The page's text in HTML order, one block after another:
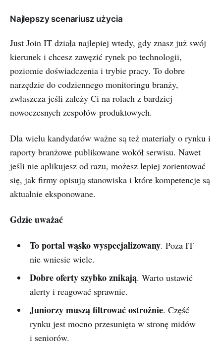
Najlepszy scenariusz użycia
Just Join IT działa najlepiej wtedy, gdy znasz już swój
kierunek i chcesz zawęzić rynek po technologii,
poziomie doświadczenia i trybie pracy. To dobre
narzędzie do codziennego monitoringu branży,
zwłaszcza jeśli zależy Ci na rolach z bardziej
nowoczesnych zespołów produktowych.
Dla wielu kandydatów ważne są też materiały o rynku i
raporty branżowe publikowane wokół serwisu. Nawet
jeśli nie aplikujesz od razu, możesz lepiej zorientować
się, jak firmy opisują stanowiska i które kompetencje są
aktualnie eksponowane.
Gdzie uważać
To portal wąsko wyspecjalizowany. Poza IT
nie wniesie wiele.
Dobre oferty szybko znikają. Warto ustawić
alerty i reagować sprawnie.
Juniorzy muszą filtrować ostrożnie. Część
rynku jest mocno przesunięta w stronę midów
i seniorów.